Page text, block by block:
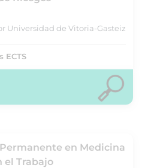
Universidad de Vitoria-Gasteiz
ECTS
en Medicina
el Trabajo